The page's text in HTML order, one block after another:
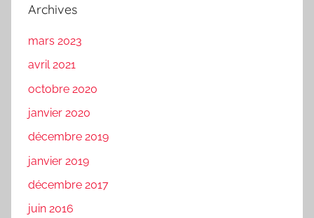
Archives
mars 2023
avril 2021
octobre 2020
janvier 2020
décembre 2019
janvier 2019
décembre 2017
juin 2016